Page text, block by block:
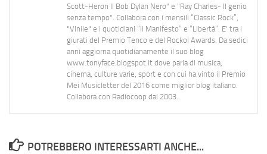
Scott-Heron Il Bob Dylan Nero" e "Ray Charles- Il genio
senza tempo". Collabora con i mensili “Classic Rock”,
"Vinile" e i quotidiani “Il Manifesto” e “Libertà”. E' tra i
giurati del Premio Tenco e del Rockol Awards. Da sedici
anni aggiorna quotidianamente il suo blog
www.tonyface.blogspot.it dove parla di musica,
cinema, culture varie, sport e con cui ha vinto il Premio
Mei Musicletter del 2016 come miglior blog italiano.
Collabora con Radiocoop dal 2003.
POTREBBERO INTERESSARTI ANCHE...